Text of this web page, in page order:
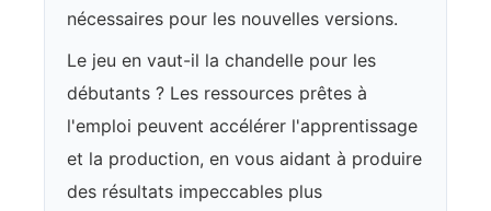
nécessaires pour les nouvelles versions.
Le jeu en vaut-il la chandelle pour les
débutants ? Les ressources prêtes à
l'emploi peuvent accélérer l'apprentissage
et la production, en vous aidant à produire
des résultats impeccables plus